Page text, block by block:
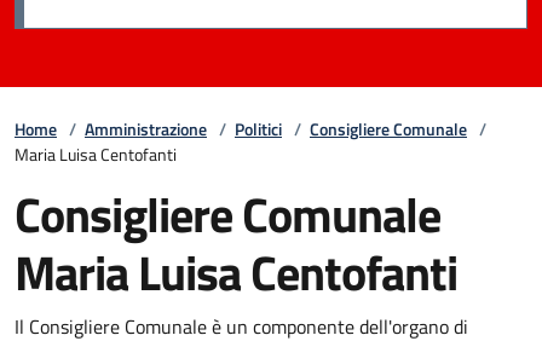
Home / Amministrazione / Politici / Consigliere Comunale /
Maria Luisa Centofanti
Consigliere Comunale
Maria Luisa Centofanti
Il Consigliere Comunale è un componente dell'organo di